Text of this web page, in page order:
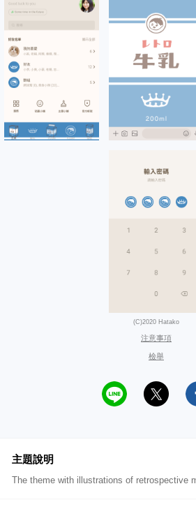
(C)2020 Hatako
注意事項
檢舉
主題說明
The theme with illustrations of retrospective